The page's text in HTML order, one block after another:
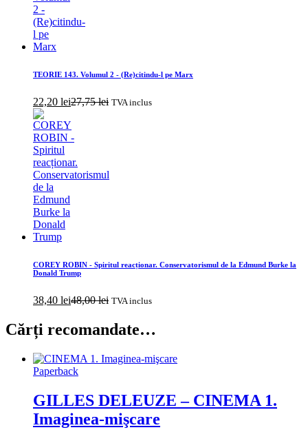
TEORIE 143. Volumul 2 - (Re)citindu-l pe Marx
22,20 lei27,75lei TVA inclus
COREY ROBIN - Spiritul reacționar. Conservatorismul de la Edmund Burke la
Donald Trump
38,40 lei48,00lei TVA inclus
Cărți recomandate…
Paperback
GILLES DELEUZE – CINEMA 1.
Imaginea-mişcare